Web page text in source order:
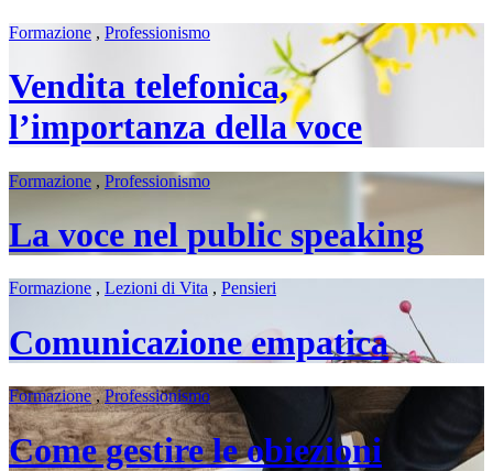
Formazione , Professionismo
Vendita telefonica,
l’importanza della voce
Formazione , Professionismo
La voce nel public speaking
Formazione , Lezioni di Vita , Pensieri
Comunicazione empatica
Formazione,Professionismo
Come gestire le obiezioni